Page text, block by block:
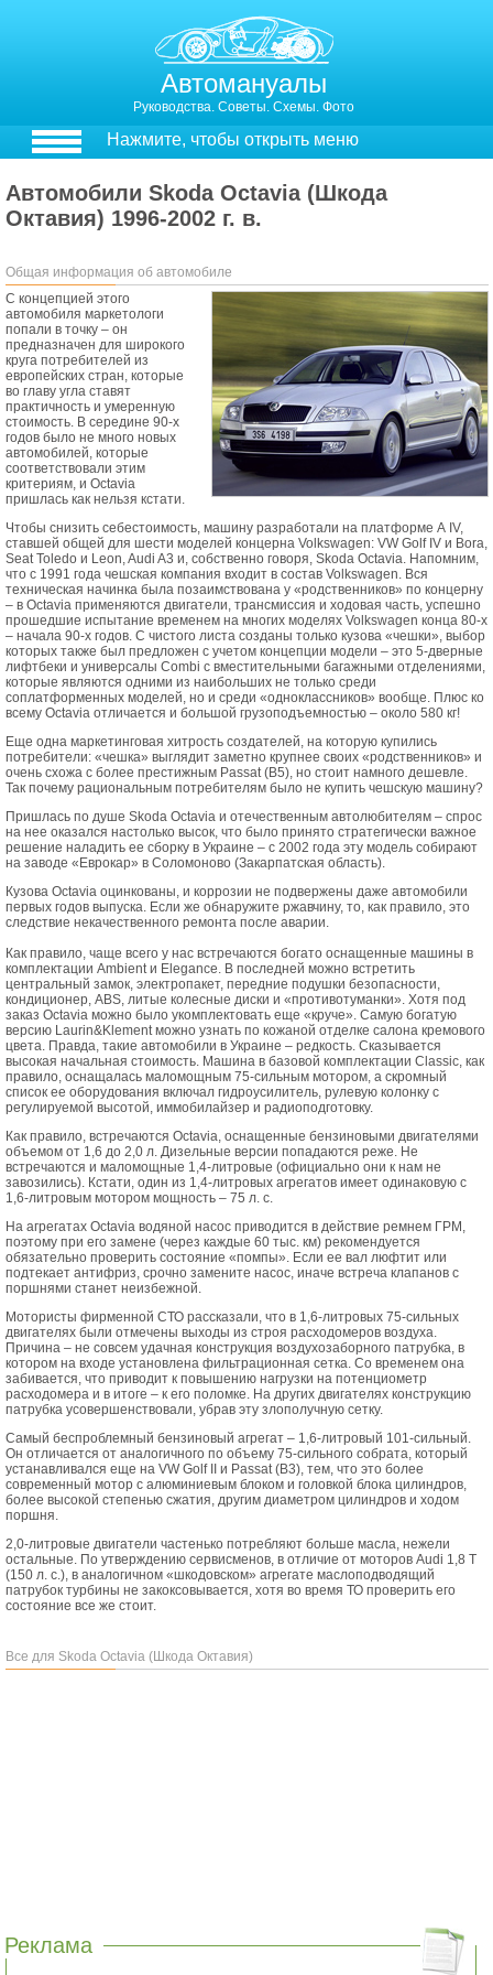
Автомануалы
Руководства. Советы. Схемы. Фото
Нажмите, чтобы открыть меню
Автомобили Skoda Octavia (Шкода
Октавия) 1996-2002 г. в.
Общая информация об автомобиле
С концепцией этого
автомобиля маркетологи
попали в точку – он
предназначен для широкого
круга потребителей из
европейских стран, которые
во главу угла ставят
практичность и умеренную
стоимость. В середине 90-х
годов было не много новых
автомобилей, которые
соответствовали этим
критериям, и Octavia
пришлась как нельзя кстати.
Чтобы снизить себестоимость, машину разработали на платформе А IV,
ставшей общей для шести моделей концерна Volkswagen: VW Golf IV и Bora,
Seat Toledo и Leon, Audi A3 и, собственно говоря, Skoda Octavia. Напомним,
что с 1991 года чешская компания входит в состав Volkswagen. Вся
техническая начинка была позаимствована у «родственников» по концерну
– в Octavia применяются двигатели, трансмиссия и ходовая часть, успешно
прошедшие испытание временем на многих моделях Volkswagen конца 80-х
– начала 90-х годов. С чистого листа созданы только кузова «чешки», выбор
которых также был предложен с учетом концепции модели – это 5-дверные
лифтбеки и универсалы Combi с вместительными багажными отделениями,
которые являются одними из наибольших не только среди
соплатформенных моделей, но и среди «одноклассников» вообще. Плюс ко
всему Octavia отличается и большой грузоподъемностью – около 580 кг!
Еще одна маркетинговая хитрость создателей, на которую купились
потребители: «чешка» выглядит заметно крупнее своих «родственников» и
очень схожа с более престижным Passat (В5), но стоит намного дешевле.
Так почему рациональным потребителям было не купить чешскую машину?
Пришлась по душе Skoda Octavia и отечественным автолюбителям – спрос
на нее оказался настолько высок, что было принято стратегически важное
решение наладить ее сборку в Украине – с 2002 года эту модель собирают
на заводе «Еврокар» в Соломоново (Закарпатская область).
Кузова Octavia оцинкованы, и коррозии не подвержены даже автомобили
первых годов выпуска. Если же обнаружите ржавчину, то, как правило, это
следствие некачественного ремонта после аварии.
Как правило, чаще всего у нас встречаются богато оснащенные машины в
комплектации Ambient и Elegance. В последней можно встретить
центральный замок, электропакет, передние подушки безопасности,
кондиционер, ABS, литые колесные диски и «противотуманки». Хотя под
заказ Octavia можно было укомплектовать еще «круче». Самую богатую
версию Laurin&Klement можно узнать по кожаной отделке салона кремового
цвета. Правда, такие автомобили в Украине – редкость. Сказывается
высокая начальная стоимость. Машина в базовой комплектации Classic, как
правило, оснащалась маломощным 75-сильным мотором, а скромный
список ее оборудования включал гидроусилитель, рулевую колонку с
регулируемой высотой, иммобилайзер и радиоподготовку.
Как правило, встречаются Octavia, оснащенные бензиновыми двигателями
объемом от 1,6 до 2,0 л. Дизельные версии попадаются реже. Не
встречаются и маломощные 1,4-литровые (официально они к нам не
завозились). Кстати, один из 1,4-литровых агрегатов имеет одинаковую с
1,6-литровым мотором мощность – 75 л. с.
На агрегатах Octavia водяной насос приводится в действие ремнем ГРМ,
поэтому при его замене (через каждые 60 тыс. км) рекомендуется
обязательно проверить состояние «помпы». Если ее вал люфтит или
подтекает антифриз, срочно замените насос, иначе встреча клапанов с
поршнями станет неизбежной.
Мотористы фирменной СТО рассказали, что в 1,6-литровых 75-сильных
двигателях были отмечены выходы из строя расходомеров воздуха.
Причина – не совсем удачная конструкция воздухозаборного патрубка, в
котором на входе установлена фильтрационная сетка. Со временем она
забивается, что приводит к повышению нагрузки на потенциометр
расходомера и в итоге – к его поломке. На других двигателях конструкцию
патрубка усовершенствовали, убрав эту злополучную сетку.
Самый беспроблемный бензиновый агрегат – 1,6-литровый 101-сильный.
Он отличается от аналогичного по объему 75-сильного собрата, который
устанавливался еще на VW Golf II и Passat (B3), тем, что это более
современный мотор с алюминиевым блоком и головкой блока цилиндров,
более высокой степенью сжатия, другим диаметром цилиндров и ходом
поршня.
2,0-литровые двигатели частенько потребляют больше масла, нежели
остальные. По утверждению сервисменов, в отличие от моторов Audi 1,8 Т
(150 л. с.), в аналогичном «шкодовском» агрегате маслоподводящий
патрубок турбины не закоксовывается, хотя во время ТО проверить его
состояние все же стоит.
Все для Skoda Octavia (Шкода Октавия)
Реклама